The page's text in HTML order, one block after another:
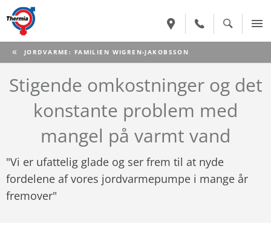
CURRENT:
JORDVARME: FAMILIEN WIGREN-JAKOBSSON
Stigende omkostninger og det
konstante problem med
mangel på varmt vand
"Vi er ufattelig glade og ser frem til at nyde
fordelene af vores jordvarmepumpe i mange år
fremover"